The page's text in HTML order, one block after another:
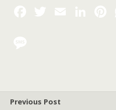
Previous Post